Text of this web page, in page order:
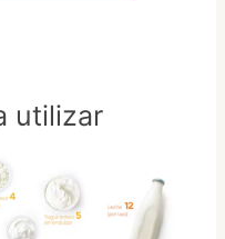
utilizar